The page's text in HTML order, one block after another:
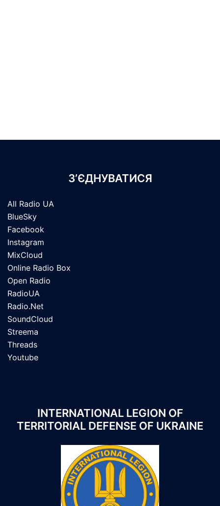
З’ЄДНУВАТИСЯ
All Radio UA
BlueSky
Facebook
Instagram
MixCloud
Online Radio Box
Open Radio
RadioUA
Radio.Net
SoundCloud
Streema
Threads
Youtube
INTERNATIONAL LEGION OF
TERRITORIAL DEFENSE OF UKRAINE